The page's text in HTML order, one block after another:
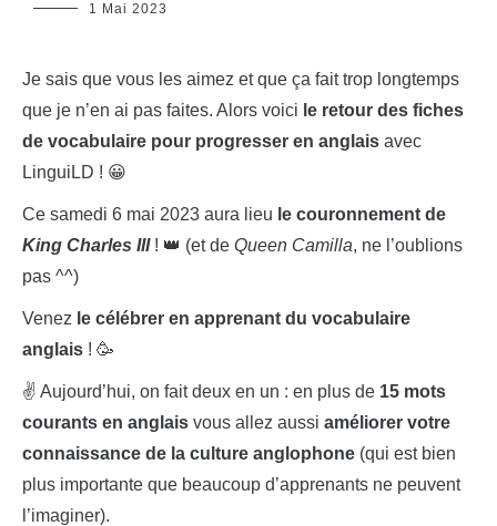
LinguiLD 1 Mai 2023
Je sais que vous les aimez et que ça fait trop longtemps
que je n’en ai pas faites. Alors voici le retour des fiches
de vocabulaire pour progresser en anglais avec
LinguiLD ! 😀
Ce samedi 6 mai 2023 aura lieu le couronnement de
King Charles III! 👑 (et de Queen Camilla, ne l’oublions
pas ^^)
Venez le célébrer en apprenant du vocabulaire
anglais ! 🥳
✌ Aujourd’hui, on fait deux en un : en plus de 15 mots
courants en anglais vous allez aussi améliorer votre
connaissance de la culture anglophone (qui est bien
plus importante que beaucoup d’apprenants ne peuvent
l’imaginer).